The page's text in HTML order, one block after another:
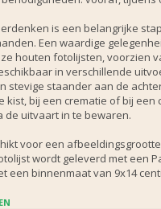
is een belangrijke
Een waardige
houten fotolijsten, voorzien
in verschillende
stevige staander aan de
kist, bij een crematie of bij een
de uitvaart in te bewaren.
voor een
wordt geleverd met een
een binnenmaat van 9x14